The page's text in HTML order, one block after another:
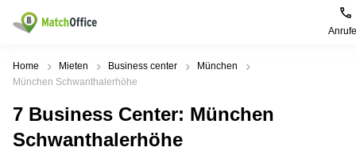
Mieten / Vermieten
Produktseiten
Büro
Beliebte
Städte
Beliebte
Suchanfragen
Hilfe
Über uns
Home Mieten Business center
München
München Schwanthalerhöhe
7 Business Center: München
Schwanthalerhöhe